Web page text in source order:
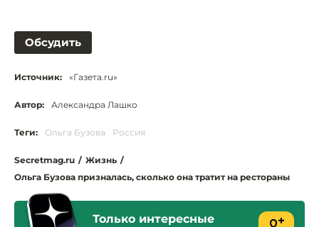
Обсудить
Источник: «Газета.ru»
Автор: Александра Лашко
Теги: Ольга Бузова Россия
Secretmag.ru / Жизнь /
Ольга Бузова призналась, сколько она тратит на рестораны
Только интересные